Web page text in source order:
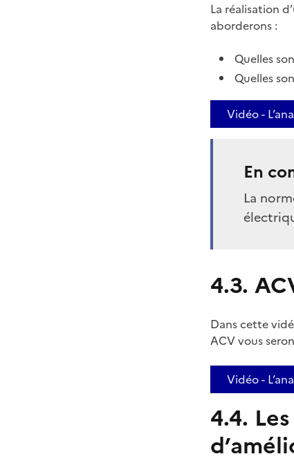
La réalisation
aborderons :
Quelles
Quelles
Vidéo -
En
La
4.3.
Dans cette
ACV vous
Vidéo -
4.4.